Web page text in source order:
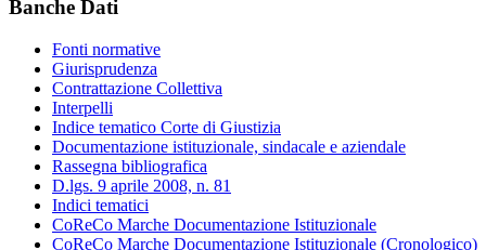
Banche Dati
Fonti normative
Giurisprudenza
Contrattazione Collettiva
Interpelli
Indice tematico Corte di Giustizia
Documentazione istituzionale, sindacale e aziendale
Rassegna bibliografica
D.lgs. 9 aprile 2008, n. 81
Indici tematici
CoReCo Marche Documentazione Istituzionale
CoReCo Marche Documentazione Istituzionale (Cronologico)